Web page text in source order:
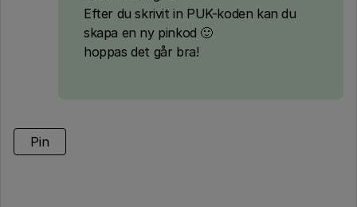
Efter du skrivit in PUK-koden kan du
skapa en ny pinkod 🙂
hoppas det går bra!
Pin